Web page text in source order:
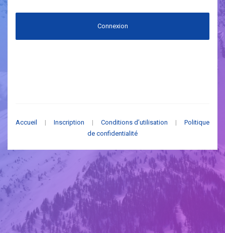
Connexion
Accueil | Inscription | Conditions d’utilisation |
Politique
de confidentialité